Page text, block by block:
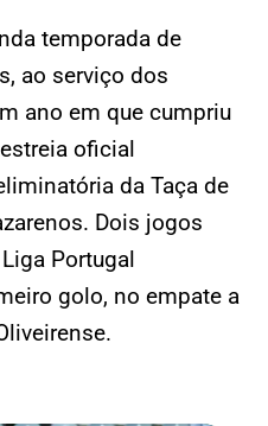
temporada de
ao serviço dos
ano em que cumpriu
oficial
da Taça de
Dois jogos
Portugal
golo, no empate a